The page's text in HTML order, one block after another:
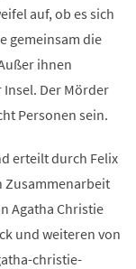
auf, ob es sich
gemeinsam die
ihnen
Der Mörder
Personen sein.
erteilt durch Felix
Zusammenarbeit
Agatha Christie
und weiteren von
christie-